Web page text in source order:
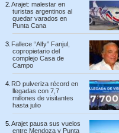
Arajet: malestar en
turistas argentinos al
quedar varados en
Punta Cana
Fallece “Alfy” Fanjul,
copropietario del
complejo Casa de
Campo
RD pulveriza récord en
llegadas con 7,7
millones de visitantes
hasta julio
Arajet pausa sus vuelos
entre Mendoza y Punta